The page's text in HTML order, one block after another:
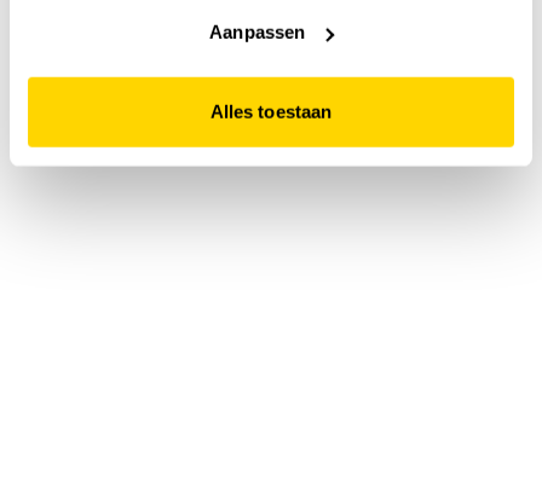
website niet optimaal functioneert.
Aanpassen
Alles toestaan